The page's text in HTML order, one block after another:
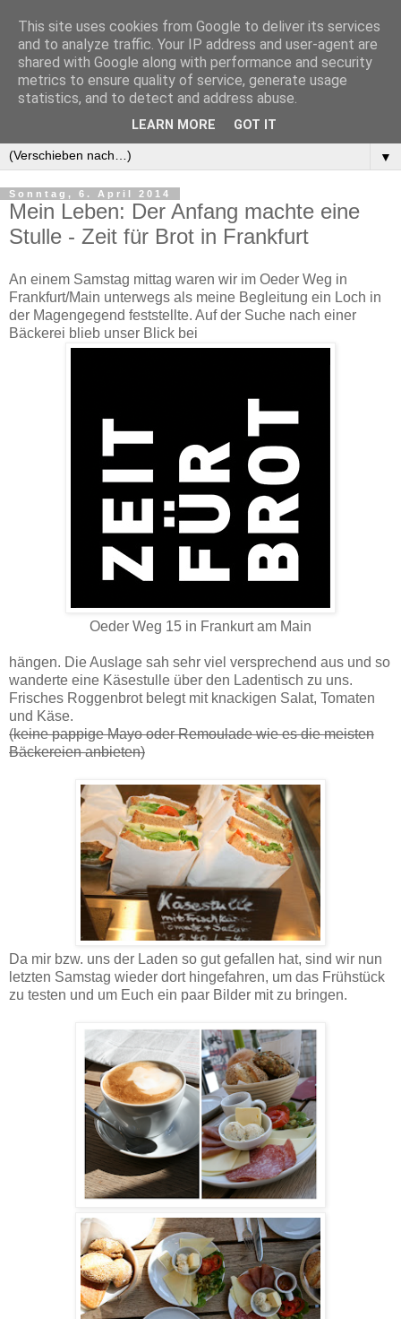
▼
Sonntag, 6. April 2014
Mein Leben: Der Anfang machte eine
Stulle - Zeit für Brot in Frankfurt
An einem Samstag mittag waren wir im Oeder Weg in
Frankfurt/Main unterwegs als meine Begleitung ein Loch in
der Magengegend feststellte. Auf der Suche nach einer
Bäckerei blieb unser Blick bei
Oeder Weg 15 in Frankurt am Main
hängen. Die Auslage sah sehr viel versprechend aus und so
wanderte eine Käsestulle über den Ladentisch zu uns.
Frisches Roggenbrot belegt mit knackigen Salat, Tomaten
und Käse.
(keine pappige Mayo oder Remoulade wie es die meisten
Bäckereien anbieten)
Da mir bzw. uns der Laden so gut gefallen hat, sind wir nun
letzten Samstag wieder dort hingefahren, um das Frühstück
zu testen und um Euch ein paar Bilder mit zu bringen.
This site uses cookies from Google to deliver its services
and to analyze traffic. Your IP address and user-agent are
shared with Google along with performance and security
metrics to ensure quality of service, generate usage
statistics, and to detect and address abuse.
LEARN MORE GOT IT